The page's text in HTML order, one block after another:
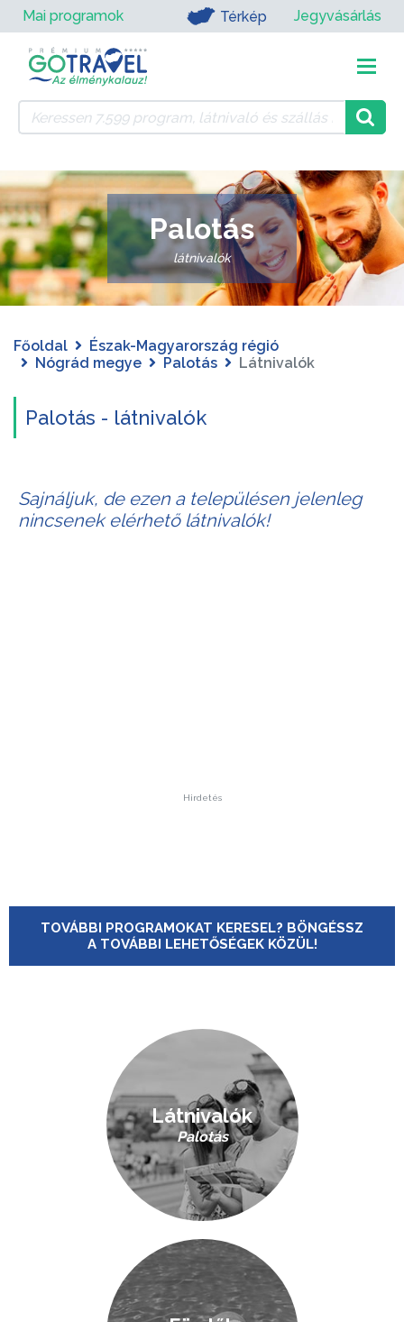
Mai programok Térkép Jegyvásárlás
Palotás
látnivalók
Főoldal
Észak-Magyarország régió
Nógrád megye
Palotás Látnivalók
Palotás - látnivalók
Sajnáljuk, de ezen a településen jelenleg
nincsenek elérhető látnivalók!
Hirdetés
TOVÁBBI PROGRAMOKAT KERESEL? BÖNGÉSSZ
A TOVÁBBI LEHETŐSÉGEK KÖZÜL!
Látnivalók
Palotás